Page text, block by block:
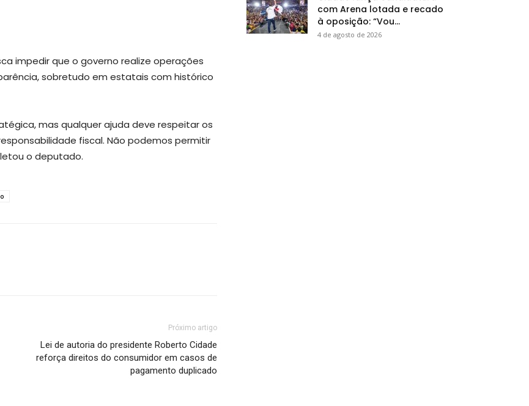
impedir que o governo realize operações
sobretudo em estatais com histórico
mas qualquer ajuda deve respeitar os
fiscal. Não podemos permitir
o deputado.
Próximo artigo
Lei de autoria do presidente Roberto Cidade
reforça direitos do consumidor em casos de
pagamento duplicado
com Arena lotada e recado
à oposição: “Vou...
4 de agosto de 2026